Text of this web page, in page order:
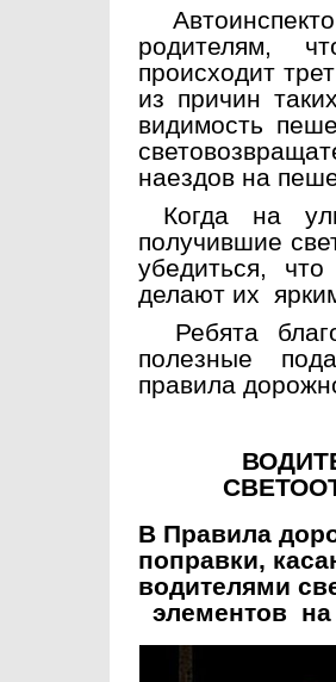
родителям,
происходит
из причин
видимость
наездов на
Когда на
получившие
убедиться,
делают их
Ребята
полезные
правила
В Правила
поправки,
водителями
элементов